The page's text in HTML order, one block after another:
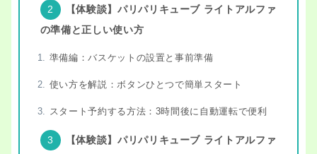
【体験談】パリパリキューブ ライトアルファ
の準備と正しい使い方
準備編：バスケットの設置と事前準備
使い方を解説：ボタンひとつで簡単スタート
スタート予約する方法：3時間後に自動運転で便利
【体験談】パリパリキューブ ライトアルファ